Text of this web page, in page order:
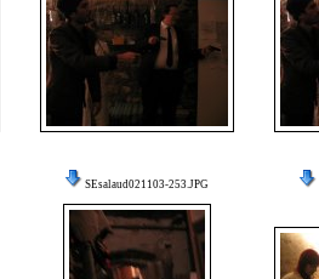
SEsalaud021103-253.JPG